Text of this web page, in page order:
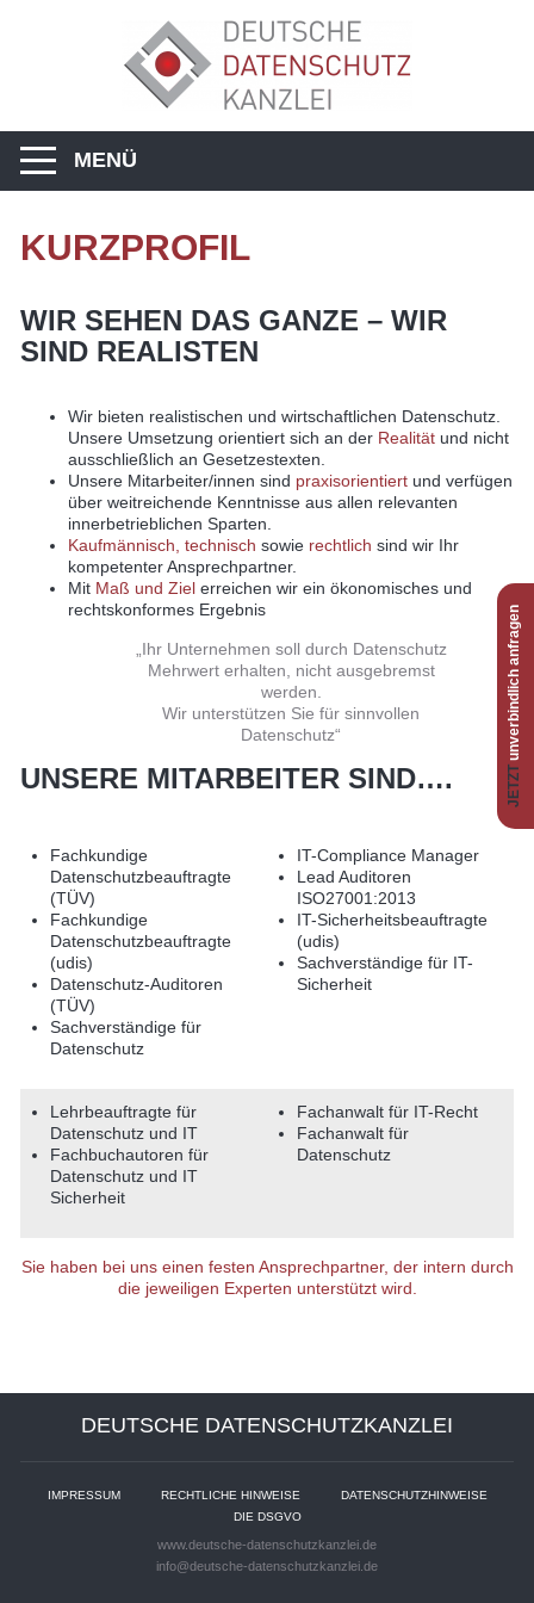
MENÜ
KURZPROFIL
WIR SEHEN DAS GANZE – WIR
SIND REALISTEN
Wir bieten realistischen und wirtschaftlichen Datenschutz.
Unsere Umsetzung orientiert sich an der Realität und nicht
ausschließlich an Gesetzestexten.
Unsere Mitarbeiter/innen sind praxisorientiert und verfügen
über weitreichende Kenntnisse aus allen relevanten
innerbetrieblichen Sparten.
Kaufmännisch, technisch sowie rechtlich sind wir Ihr
kompetenter Ansprechpartner.
Mit Maß und Ziel erreichen wir ein ökonomisches und
rechtskonformes Ergebnis
„Ihr Unternehmen soll durch Datenschutz
Mehrwert erhalten, nicht ausgebremst
werden.
Wir unterstützen Sie für sinnvollen
Datenschutz“
UNSERE MITARBEITER SIND….
Fachkundige
Datenschutzbeauftragte
(TÜV)
Fachkundige
Datenschutzbeauftragte
(udis)
Datenschutz-Auditoren
(TÜV)
Sachverständige für
Datenschutz
IT-Compliance Manager
Lead Auditoren
ISO27001:2013
IT-Sicherheitsbeauftragte
(udis)
Sachverständige für IT-
Sicherheit
Lehrbeauftragte für
Datenschutz und IT
Fachbuchautoren für
Datenschutz und IT
Sicherheit
Fachanwalt für IT-Recht
Fachanwalt für
Datenschutz
Sie haben bei uns einen festen Ansprechpartner, der intern durch
die jeweiligen Experten unterstützt wird.
JETZT
unverbindlich anfragen
DEUTSCHE DATENSCHUTZKANZLEI
IMPRESSUM RECHTLICHE HINWEISE
DATENSCHUTZHINWEISE
DIE DSGVO
www.deutsche-datenschutzkanzlei.de
info@deutsche-datenschutzkanzlei.de